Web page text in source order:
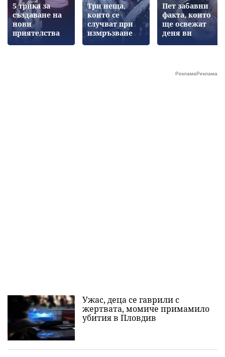
5 трика за
създаване на
нови
приятелства
Три неща,
които се
случват при
измръзване
Пет забавни
факта, които
ще освежат
деня ви
Ужас, деца се гаврили с
жертвата, момиче примамило
убития в Пловдив